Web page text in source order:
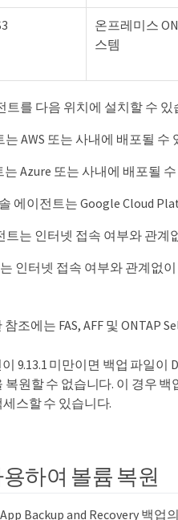
온프레미스
스템
를 다음 위치에 설치할 수 있
AWS 또는 사내에 배포될 수
Azure 또는 사내에 배포될
에이전트는 Google Cloud
트는 인터넷 접속 여부와 관계
인터넷 접속 여부와 관계없
조에는 FAS, AFF 및 ONTAP
9.13.1 미만이면 백업 파일이
복원할 수 없습니다. 이 경우
스할 수 있습니다.
하여 볼륨 복원
Backup and Recovery 백업